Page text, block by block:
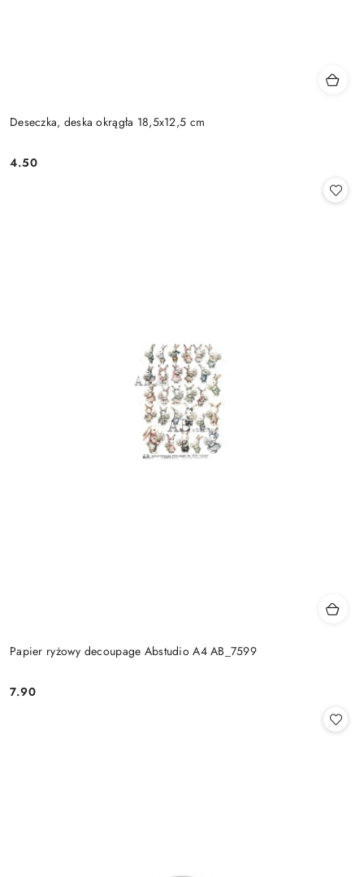
Deseczka, deska okrągła 18,5x12,5 cm
Cena:
4.50
Papier ryżowy decoupage Abstudio A4 AB_7599
Cena:
7.90